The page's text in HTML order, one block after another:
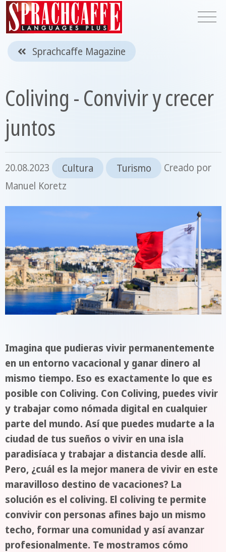
Sprachcaffe Magazine
Coliving - Convivir y crecer
juntos
20.08.2023 Cultura Turismo
Creado por
Manuel Koretz
Imagina que pudieras vivir permanentemente
en un entorno vacacional y ganar dinero al
mismo tiempo. Eso es exactamente lo que es
posible con Coliving. Con Coliving, puedes vivir
y trabajar como nómada digital en cualquier
parte del mundo. Así que puedes mudarte a la
ciudad de tus sueños o vivir en una isla
paradisíaca y trabajar a distancia desde allí.
Pero, ¿cuál es la mejor manera de vivir en este
maravilloso destino de vacaciones? La
solución es el coliving. El coliving te permite
convivir con personas afines bajo un mismo
techo, formar una comunidad y así avanzar
profesionalmente. Te mostramos cómo